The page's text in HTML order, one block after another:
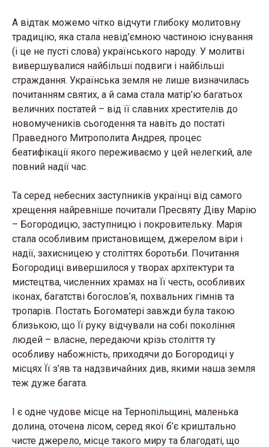
А відтак можемо чітко відчути глибоку молитовну
традицію, яка стала невід’ємною частиною існування
(і це не пусті слова) українського народу. У молитві
вивершувалися найбільші подвиги і найбільші
страждання. Українська земля не лише визначилась
почитанням святих, а й сама стала матір’ю багатьох
величних постатей – від її славних хрестителів до
новомучеників сьогодення та навіть до постаті
Праведного Митрополита Андрея, процес
беатифікації якого переживаємо у цей нелегкий, але
повний надії час.
Та серед небесних заступників українці від самого
хрещення найревніше почитали Пресвяту Діву Марію
– Богородицю, заступницю і покровительку. Марія
стала особливим пристановищем, джерелом віри і
надії, захисницею у століттях боротьби. Почитання
Богородиці вивершилося у творах архітектури та
мистецтва, численних храмах на Її честь, особливих
іконах, багатстві богослов’я, похвальних гімнів та
тропарів. Постать Богоматері завжди була такою
близькою, що Її руку відчували на собі покоління
людей – власне, передаючи крізь століття ту
особливу набожність, приходячи до Богородиці у
місцях Її з’яв та надзвичайних див, якими наша земля
теж дуже багата.
І є одне чудове місце на Тернопільщині, маленька
долина, оточена лісом, серед якої б’є криштально
чисте джерело, місце такого миру та благодаті, що